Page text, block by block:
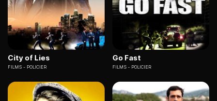
City of Lies
FILMS POLICIER
Go Fast
FILMS POLICIER